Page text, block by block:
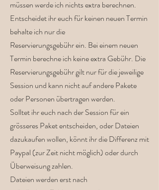
müssen werde ich nichts extra berechnen.
Entscheidet ihr euch für keinen neuen Termin
behalte ich nur die
Reservierungsgebühr ein. Bei einem neuen
Termin berechne ich keine extra Gebühr. Die
Reservierungsgebühr gilt nur für die jeweilige
Session und kann nicht auf andere Pakete
oder Personen übertragen werden.
Solltet ihr euch nach der Session für ein
grösseres Paket entscheiden, oder Dateien
dazukaufen wollen, könnt ihr die Differenz mit
Paypal (zur Zeit nicht möglich) oder durch
Überweisung zahlen.
Dateien werden erst nach